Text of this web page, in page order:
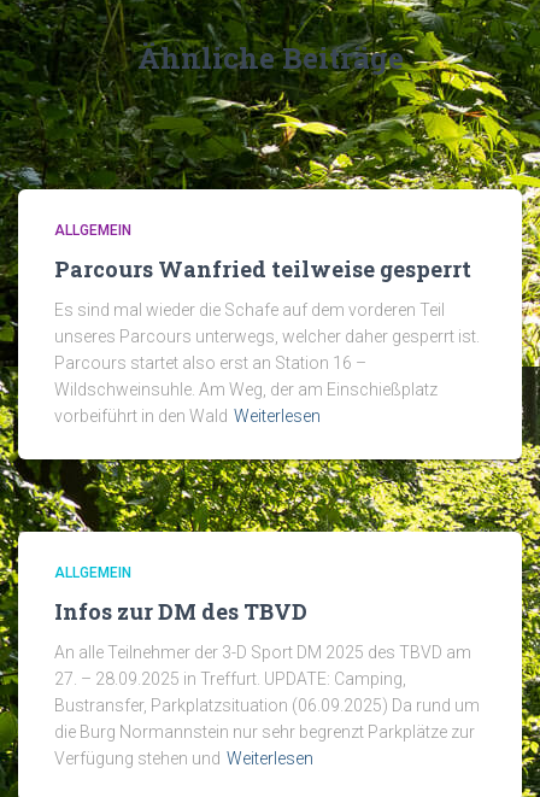
Ähnliche Beiträge
ALLGEMEIN
Parcours Wanfried teilweise gesperrt
Es sind mal wieder die Schafe auf dem vorderen Teil
unseres Parcours unterwegs, welcher daher gesperrt ist.
Parcours startet also erst an Station 16 –
Wildschweinsuhle. Am Weg, der am Einschießplatz
vorbeiführt in den Wald Weiterlesen
ALLGEMEIN
Infos zur DM des TBVD
An alle Teilnehmer der 3-D Sport DM 2025 des TBVD am
27. – 28.09.2025 in Treffurt. UPDATE: Camping,
Bustransfer, Parkplatzsituation (06.09.2025) Da rund um
die Burg Normannstein nur sehr begrenzt Parkplätze zur
Verfügung stehen und Weiterlesen